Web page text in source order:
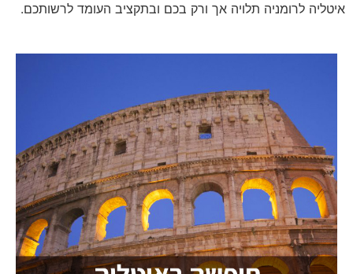
איטליה לרומניה תלויה אך ורק בכם ובתקציב העומד לרשותכם.